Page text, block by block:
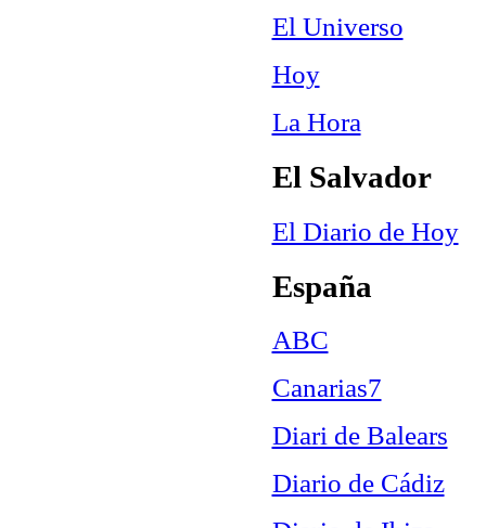
El Universo
Hoy
La Hora
El Salvador
El Diario de Hoy
España
ABC
Canarias7
Diari de Balears
Diario de Cádiz